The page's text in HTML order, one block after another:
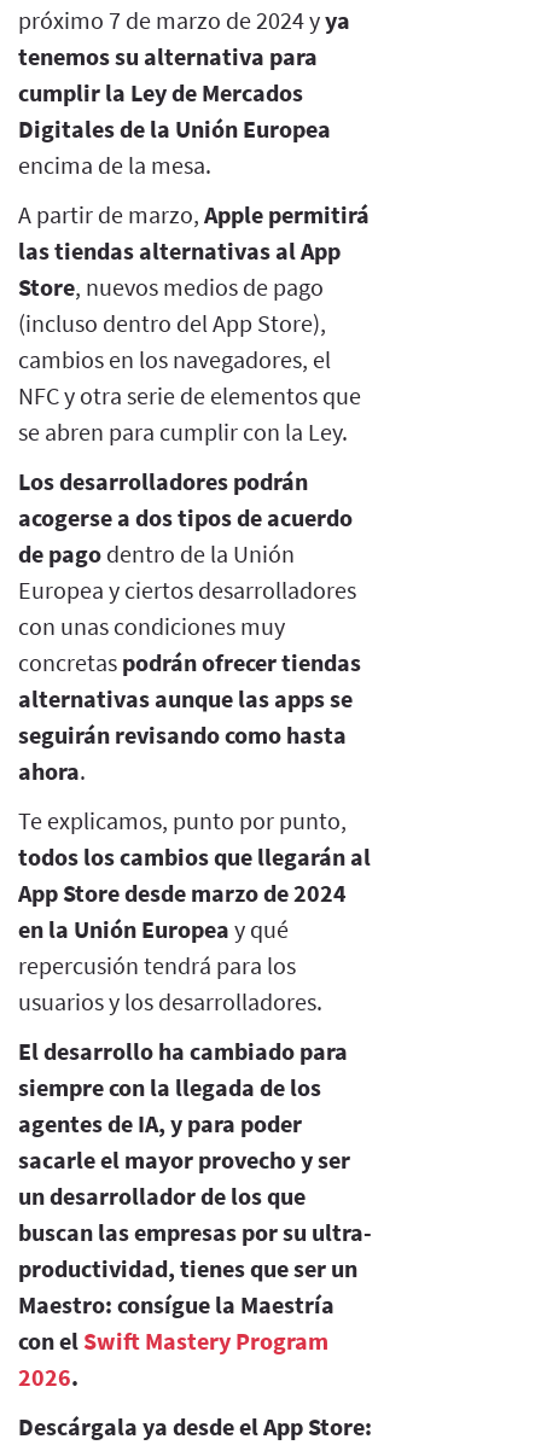
próximo 7 de marzo de 2024 yya
tenemos su alternativa para
cumplir la Ley de Mercados
Digitales de la Unión Europea
encima de la mesa.
A partir de marzo, Apple permitirá
las tiendas alternativas al App
Store, nuevos medios de pago
(incluso dentro del App Store),
cambios en los navegadores, el
NFC y otra serie de elementos que
se abren para cumplir con la Ley.
Los desarrolladores podrán
acogerse a dos tipos de acuerdo
de pago dentro de la Unión
Europea y ciertos desarrolladores
con unas condiciones muy
concretas podrán ofrecer tiendas
alternativas aunque las apps se
seguirán revisando como hasta
ahora.
Te explicamos, punto por punto,
todos los cambios que llegarán al
App Store desde marzo de 2024
en la Unión Europea y qué
repercusión tendrá para los
usuarios y los desarrolladores.
El desarrollo ha cambiado para
siempre con la llegada de los
agentes de IA, y para poder
sacarle el mayor provecho y ser
un desarrollador de los que
buscan las empresas por su ultra-
productividad, tienes que ser un
Maestro: consígue la Maestría
con el Swift Mastery Program
2026.
Descárgala ya desde el App Store: